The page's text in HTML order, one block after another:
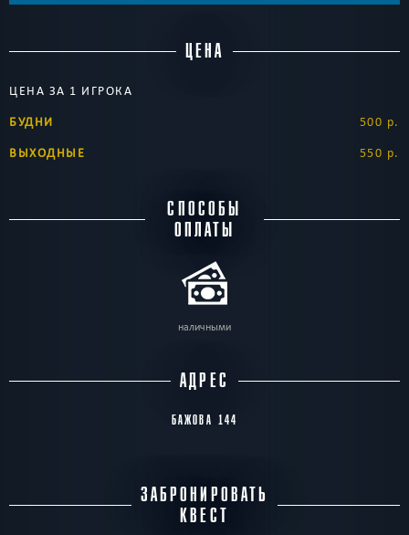
ЦЕНА
ЦЕНА ЗА 1 ИГРОКА
БУДНИ
500 р.
ВЫХОДНЫЕ
550 р.
СПОСОБЫ
ОПЛАТЫ
наличными
АДРЕС
БАЖОВА 144
ЗАБРОНИРОВАТЬ
КВЕСТ